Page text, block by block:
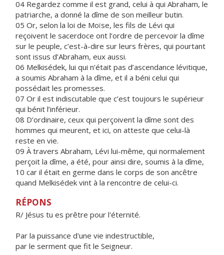
04 Regardez comme il est grand, celui à qui Abraham, le
patriarche, a donné la dîme de son meilleur butin.
05 Or, selon la loi de Moïse, les fils de Lévi qui
reçoivent le sacerdoce ont l’ordre de percevoir la dîme
sur le peuple, c’est-à-dire sur leurs frères, qui pourtant
sont issus d’Abraham, eux aussi.
06 Melkisédek, lui qui n’était pas d’ascendance lévitique,
a soumis Abraham à la dîme, et il a béni celui qui
possédait les promesses.
07 Or il est indiscutable que c’est toujours le supérieur
qui bénit l’inférieur.
08 D’ordinaire, ceux qui perçoivent la dîme sont des
hommes qui meurent, et ici, on atteste que celui-là
reste en vie.
09 À travers Abraham, Lévi lui-même, qui normalement
perçoit la dîme, a été, pour ainsi dire, soumis à la dîme,
10 car il était en germe dans le corps de son ancêtre
quand Melkisédek vint à la rencontre de celui-ci.
RÉPONS
R/ Jésus tu es prêtre pour l'éternité.
Par la puissance d'une vie indestructible,
par le serment que fit le Seigneur.